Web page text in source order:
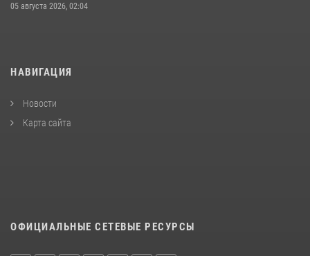
05 августа 2026, 02:04
НАВИГАЦИЯ
Новости
Карта сайта
ОФИЦИАЛЬНЫЕ СЕТЕВЫЕ РЕСУРСЫ